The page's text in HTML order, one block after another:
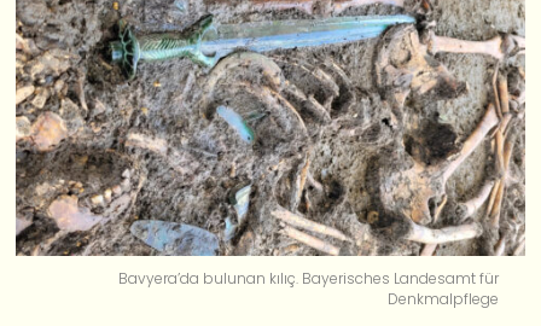
Bavyera’da bulunan kılıç. Bayerisches Landesamt für
Denkmalpflege